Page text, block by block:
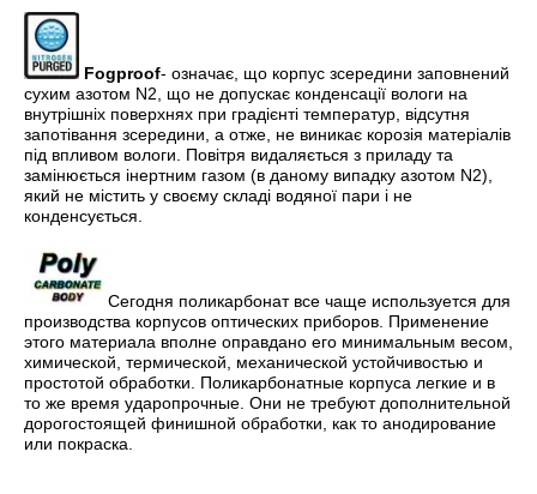
Fogproof- означає, що корпус зсередини заповнений
сухим азотом N2, що не допускає конденсації вологи на
внутрішніх поверхнях при градієнті температур, відсутня
запотівання зсередини, а отже, не виникає корозія матеріалів
під впливом вологи. Повітря видаляється з приладу та
замінюється інертним газом (в даному випадку азотом N2),
який не містить у своєму складі водяної пари і не
конденсується.
Сегодня поликарбонат все чаще используется для
производства корпусов оптических приборов. Применение
этого материала вполне оправдано его минимальным весом,
химической, термической, механической устойчивостью и
простотой обработки. Поликарбонатные корпуса легкие и в
то же время ударопрочные. Они не требуют дополнительной
дорогостоящей финишной обработки, как то анодирование
или покраска.